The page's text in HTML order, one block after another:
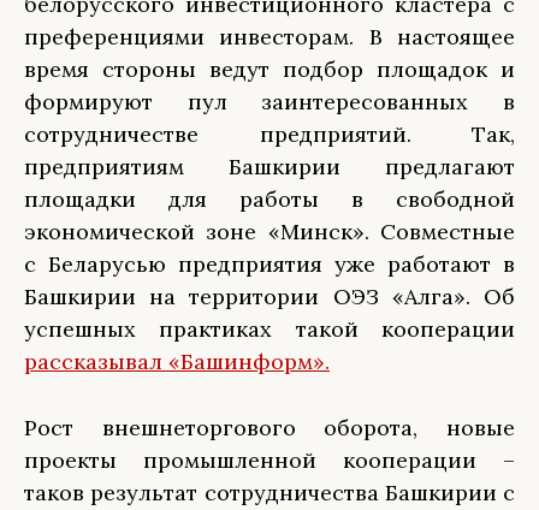
преференциями инвесторам. В настоящее
время стороны ведут подбор площадок и
формируют пул заинтересованных в
сотрудничестве предприятий. Так,
предприятиям Башкирии предлагают
площадки для работы в свободной
экономической зоне «Минск». Совместные
с Беларусью предприятия уже работают в
Башкирии на территории ОЭЗ «Алга». Об
успешных практиках такой кооперации
рассказывал «Башинформ».
Рост внешнеторгового оборота, новые
проекты промышленной кооперации –
таков результат сотрудничества Башкирии с